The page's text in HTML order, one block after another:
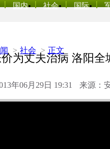
国内 社会 国际
> 社会 > 正文
为丈夫治病 洛阳全
年06月29日 19:31 来源：